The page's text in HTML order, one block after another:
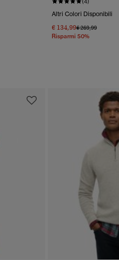
Altri Colori Disponibili
€ 134,99Prezzo Ridotto
€ 269,99A
Risparmi 50%